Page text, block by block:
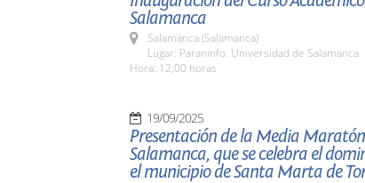
Salamanca
Salamanca (Salamanca)
Lugar: Paraninfo. Universidad de Salamanca
Hora: 12,00 horas
19/09/2025
Presentación de la Media
Salamanca, que se celebra el
el municipio de Santa Marta de